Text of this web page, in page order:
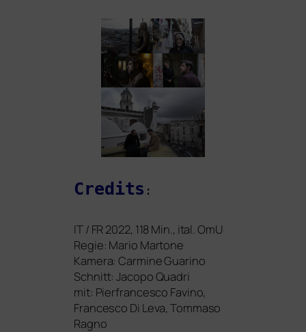
Credits :
IT/ FR2022, 118 Min., ital. OmU
Regie: Mario Martone
Kamera: Carmine Guarino
Schnitt: Jacopo Quadri
mit: Pierfrancesco Favino,
Francesco Di Leva, Tommaso
Ragno